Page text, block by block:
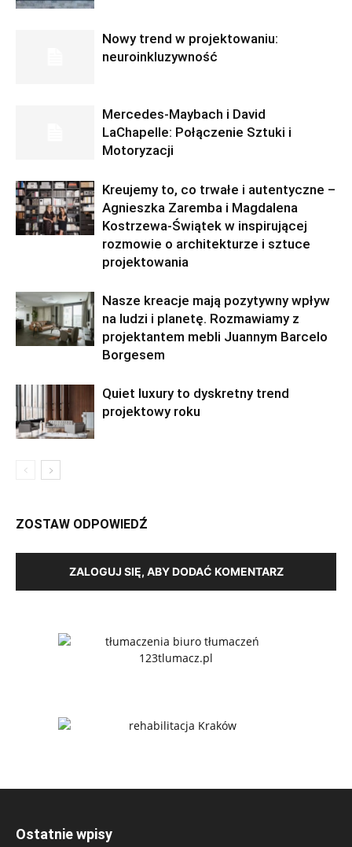
Nowy trend w projektowaniu:
neuroinkluzywność
Mercedes-Maybach i David
LaChapelle: Połączenie Sztuki i
Motoryzacji
Kreujemy to, co trwałe i autentyczne –
Agnieszka Zaremba i Magdalena
Kostrzewa-Świątek w inspirującej
rozmowie o architekturze i sztuce
projektowania
Nasze kreacje mają pozytywny wpływ
na ludzi i planetę. Rozmawiamy z
projektantem mebli Juannym Barcelo
Borgesem
Quiet luxury to dyskretny trend
projektowy roku
ZOSTAW ODPOWIEDŹ
ZALOGUJ SIĘ, ABY DODAĆ KOMENTARZ
Ostatnie wpisy